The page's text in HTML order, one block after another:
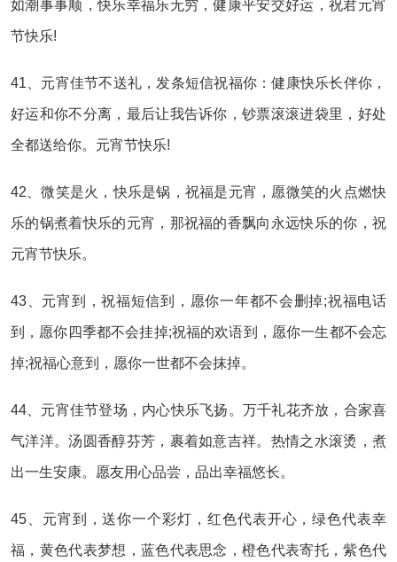
如潮事事顺，快乐幸福乐无穷，健康平安交好运，祝君元宵
节快乐!
41、元宵佳节不送礼，发条短信祝福你：健康快乐长伴你，
好运和你不分离，最后让我告诉你，钞票滚滚进袋里，好处
全都送给你。元宵节快乐!
42、微笑是火，快乐是锅，祝福是元宵，愿微笑的火点燃快
乐的锅煮着快乐的元宵，那祝福的香飘向永远快乐的你，祝
元宵节快乐。
43、元宵到，祝福短信到，愿你一年都不会删掉;祝福电话
到，愿你四季都不会挂掉;祝福的欢语到，愿你一生都不会忘
掉;祝福心意到，愿你一世都不会抹掉。
44、元宵佳节登场，内心快乐飞扬。万千礼花齐放，合家喜
气洋洋。汤圆香醇芬芳，裹着如意吉祥。热情之水滚烫，煮
出一生安康。愿友用心品尝，品出幸福悠长。
45、元宵到，送你一个彩灯，红色代表开心，绿色代表幸
福，黄色代表梦想，蓝色代表思念，橙色代表寄托，紫色代